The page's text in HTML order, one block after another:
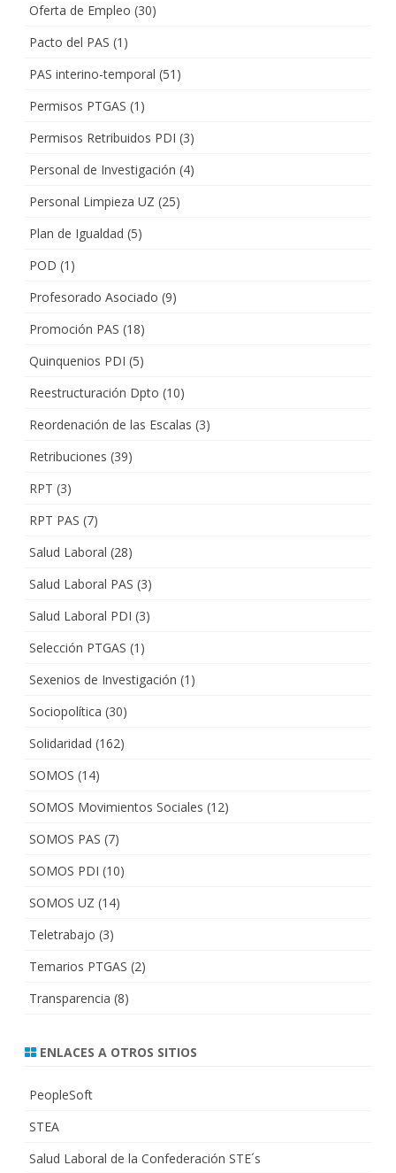
Oferta de Empleo (30)
Pacto del PAS (1)
PAS interino-temporal (51)
Permisos PTGAS (1)
Permisos Retribuidos PDI (3)
Personal de Investigación (4)
Personal Limpieza UZ (25)
Plan de Igualdad (5)
POD (1)
Profesorado Asociado (9)
Promoción PAS (18)
Quinquenios PDI (5)
Reestructuración Dpto (10)
Reordenación de las Escalas (3)
Retribuciones (39)
RPT (3)
RPT PAS (7)
Salud Laboral (28)
Salud Laboral PAS (3)
Salud Laboral PDI (3)
Selección PTGAS (1)
Sexenios de Investigación (1)
Sociopolítica (30)
Solidaridad (162)
SOMOS (14)
SOMOS Movimientos Sociales (12)
SOMOS PAS (7)
SOMOS PDI (10)
SOMOS UZ (14)
Teletrabajo (3)
Temarios PTGAS (2)
Transparencia (8)
ENLACES A OTROS SITIOS
PeopleSoft
STEA
Salud Laboral de la Confederación STE´s